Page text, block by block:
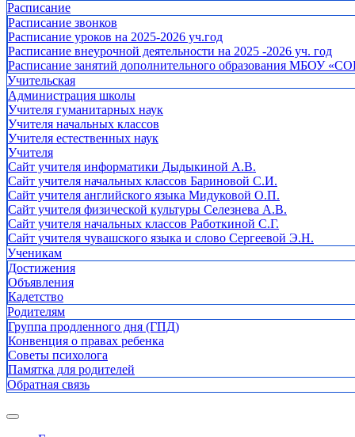
Расписание
Расписание звонков
Расписание уроков на 2025-2026 уч.год
Расписание внеурочной деятельности на 2025 -2026 уч. год
Расписание занятий дополнительного образования МБОУ
Учительская
Администрация школы
Учителя гуманитарных наук
Учителя начальных классов
Учителя естественных наук
Учителя
Cайт учителя информатики Дыдыкиной А.В.
Сайт учителя начальных классов Бариновой С.И.
Сайт учителя английского языка Мидуковой О.П.
Сайт учителя физической культуры Селезнева А.В.
Сайт учителя начальных классов Работкиной С.Г.
Сайт учителя чувашского языка и слово Сергеевой Э.Н.
Ученикам
Достижения
Объявления
Кадетство
Родителям
Группа продленного дня (ГПД)
Конвенция о правах ребенка
Советы психолога
Памятка для родителей
Обратная связь